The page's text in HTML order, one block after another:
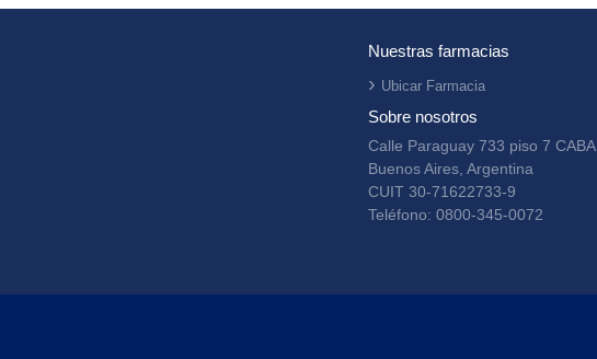
Nuestras farmacias
Ubicar Farmacia
Sobre nosotros
Calle Paraguay 733 piso 7 CABA
Buenos Aires, Argentina
CUIT 30-71622733-9
Teléfono: 0800-345-0072